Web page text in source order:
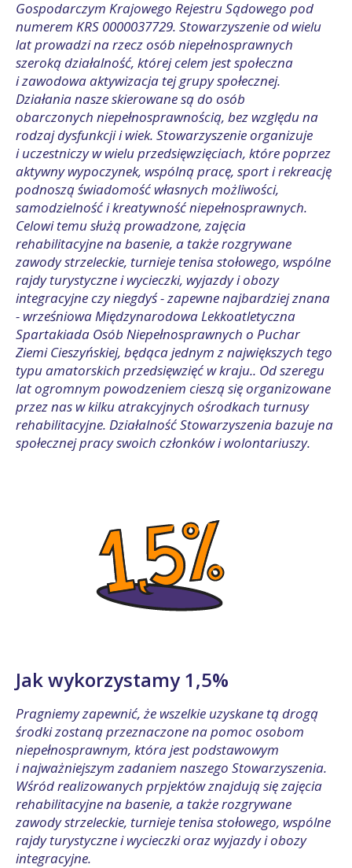
Gospodarczym Krajowego Rejestru Sądowego pod
numerem KRS 0000037729. Stowarzyszenie od wielu
lat prowadzi na rzecz osób niepełnosprawnych
szeroką działalność, której celem jest społeczna
i zawodowa aktywizacja tej grupy społecznej.
Działania nasze skierowane są do osób
obarczonych niepełnosprawnością, bez względu na
rodzaj dysfunkcji i wiek. Stowarzyszenie organizuje
i uczestniczy w wielu przedsięwzięciach, które poprzez
aktywny wypoczynek, wspólną pracę, sport i rekreację
podnoszą świadomość własnych możliwości,
samodzielność i kreatywność niepełnosprawnych.
Celowi temu służą prowadzone, zajęcia
rehabilitacyjne na basenie, a także rozgrywane
zawody strzeleckie, turnieje tenisa stołowego, wspólne
rajdy turystyczne i wycieczki, wyjazdy i obozy
integracyjne czy niegdyś - zapewne najbardziej znana
- wrześniowa Międzynarodowa Lekkoatletyczna
Spartakiada Osób Niepełnosprawnych o Puchar
Ziemi Cieszyńskiej, będąca jednym z największych tego
typu amatorskich przedsięwzięć w kraju.. Od szeregu
lat ogromnym powodzeniem cieszą się organizowane
przez nas w kilku atrakcyjnych ośrodkach turnusy
rehabilitacyjne. Działalność Stowarzyszenia bazuje na
społecznej pracy swoich członków i wolontariuszy.
Jak wykorzystamy 1,5%
Pragniemy zapewnić, że wszelkie uzyskane tą drogą
środki zostaną przeznaczone na pomoc osobom
niepełnosprawnym, która jest podstawowym
i najważniejszym zadaniem naszego Stowarzyszenia.
Wśród realizowanych prpjektów znajdują się zajęcia
rehabilitacyjne na basenie, a także rozgrywane
zawody strzeleckie, turnieje tenisa stołowego, wspólne
rajdy turystyczne i wycieczki oraz wyjazdy i obozy
integracyjne.